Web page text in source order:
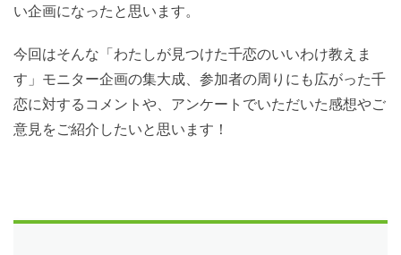
い企画になったと思います。
今回はそんな「わたしが見つけた千恋のいいわけ教えま
す」モニター企画の集大成、参加者の周りにも広がった千
恋に対するコメントや、アンケートでいただいた感想やご
意見をご紹介したいと思います！